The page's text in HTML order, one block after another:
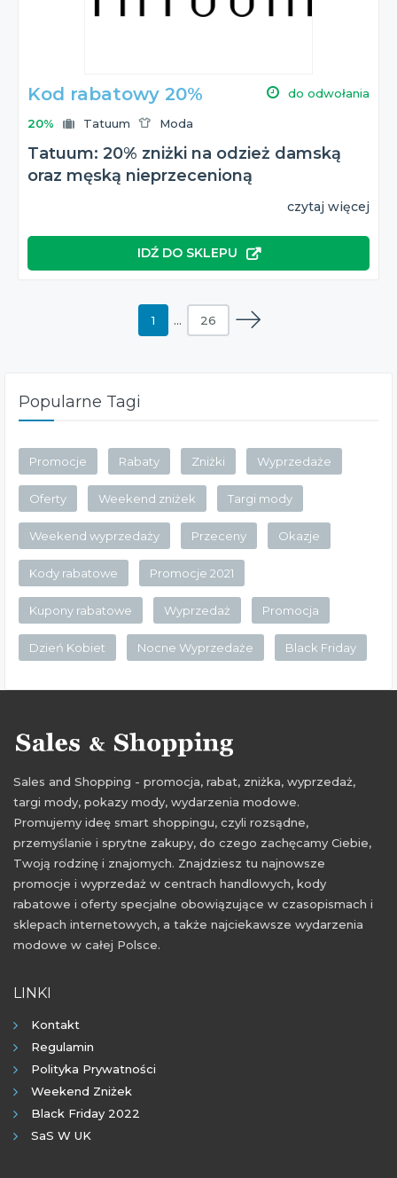
Kod rabatowy 20% do odwołania
20% Tatuum Moda
Tatuum: 20% zniżki na odzież damską
oraz męską nieprzecenioną
czytaj więcej
IDŹ DO SKLEPU
1 … 26
Popularne Tagi
Promocje Rabaty Zniżki Wyprzedaże
Oferty Weekend zniżek Targi mody
Weekend wyprzedaży Przeceny Okazje
Kody rabatowe Promocje 2021
Kupony rabatowe Wyprzedaż Promocja
Dzień Kobiet Nocne Wyprzedaże Black Friday
Sales and Shopping - promocja, rabat, zniżka, wyprzedaż,
targi mody, pokazy mody, wydarzenia modowe.
Promujemy ideę smart shoppingu, czyli rozsądne,
przemyślanie i sprytne zakupy, do czego zachęcamy Ciebie,
Twoją rodzinę i znajomych. Znajdziesz tu najnowsze
promocje i wyprzedaż w centrach handlowych, kody
rabatowe i oferty specjalne obowiązujące w czasopismach i
sklepach internetowych, a także najciekawsze wydarzenia
modowe w całej Polsce.
LINKI
Kontakt
Regulamin
Polityka Prywatności
Weekend Zniżek
Black Friday 2022
SaS W UK